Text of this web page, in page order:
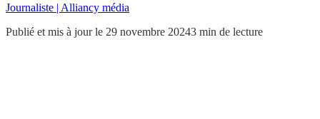
Journaliste | Alliancy média
Publié et mis à jour le 29 novembre 20243 min de lecture